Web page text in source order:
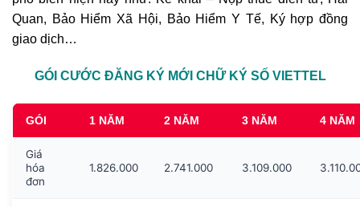
Quan, Bảo Hiểm Xã Hội, Bảo Hiểm Y Tế, Ký hợp đồng
giao dịch…
GÓI CƯỚC ĐĂNG KÝ MỚI CHỮ KÝ SỐ VIETTEL
GÓI 1 NĂM 2 NĂM 3 NĂM 4 NĂM
Giá
hóa
đơn
1.826.000 2.741.000 3.109.000